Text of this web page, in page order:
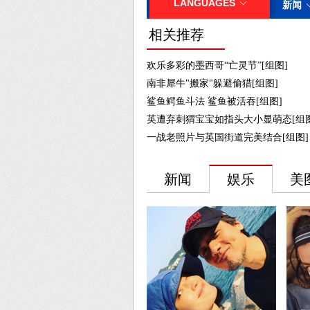
相关推荐
欢乐多彩的墨西哥“亡灵节”[组图]
南非犀牛"搬家"躲避偷猎[组图]
鲨鱼鳄鱼斗法 鲨鱼被活吞[组图]
英遭弃刺猬宝宝如指头大小显萌态[组
一战老照片与英国街道完美结合[组图]